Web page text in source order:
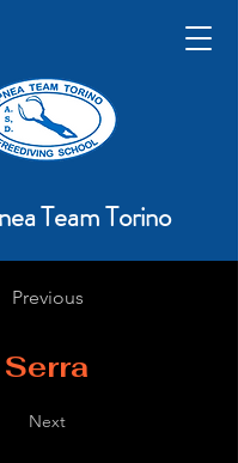
Team Torino
Previous
Serra
Next